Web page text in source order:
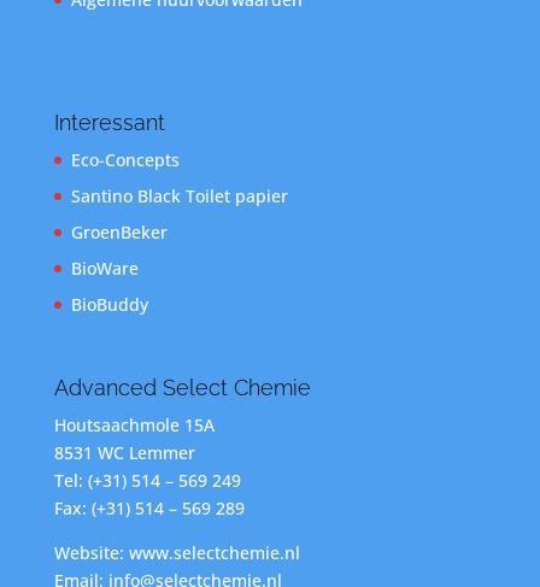
Interessant
Eco-Concepts
Santino Black Toilet papier
GroenBeker
BioWare
BioBuddy
Advanced Select Chemie
Houtsaachmole 15A
8531 WC Lemmer
Tel: (+31) 514 – 569 249
Fax: (+31) 514 – 569 289
Website: www.selectchemie.nl
Email: info@selectchemie.nl